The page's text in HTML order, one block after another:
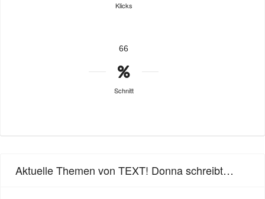
Klicks
66
Schnitt
Aktuelle Themen von TEXT! Donna schreibt…